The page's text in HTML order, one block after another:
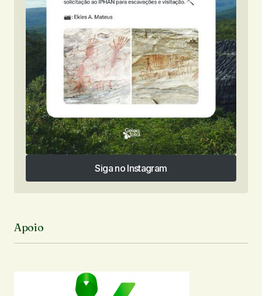
Siga no Instagram
Siga no Instagram
Apoio